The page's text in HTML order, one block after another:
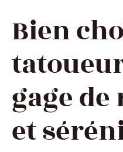
Bien
gage
et